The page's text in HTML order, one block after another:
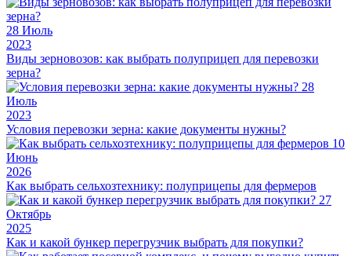
28 Июль
2023
Виды зерновозов: как выбрать полуприцеп для перевозки
зерна?
28
Июль
2023
Условия перевозки зерна: какие документы нужны?
10
Июнь
2026
Как выбрать сельхозтехнику: полуприцепы для фермеров
27
Октябрь
2025
Как и какой бункер перегрузчик выбрать для покупки?